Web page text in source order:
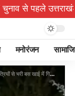
उत्तराखंड भाजपा का
मनोरंजन
खाई में गिरी, 3 की मौत, देखें लिस्ट